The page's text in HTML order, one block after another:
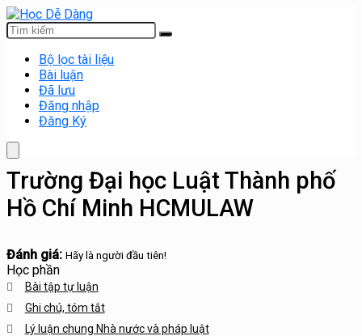
Bộ lọc tài liệu
Bài luận
Đã lưu
Đăng nhập
Đăng Ký
Trường Đại học Luật Thành phố
Hồ Chí Minh HCMULAW
Đánh giá: Hãy là người đầu tiên!
Học phần
Bài tập tự luận
Ghi chú, tóm tắt
Lý luận chung Nhà nước và pháp luật